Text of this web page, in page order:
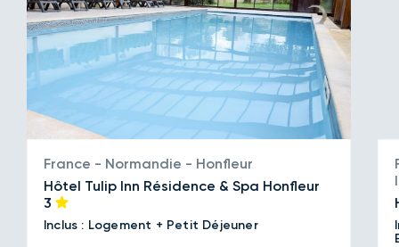
France - Normandie - Honfleur
Hôtel Tulip Inn Résidence & Spa Honfleur
3
Inclus : Logement + Petit Déjeuner